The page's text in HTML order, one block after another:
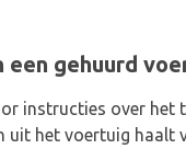
een gehuurd
instructies over
uit het voertuig haalt